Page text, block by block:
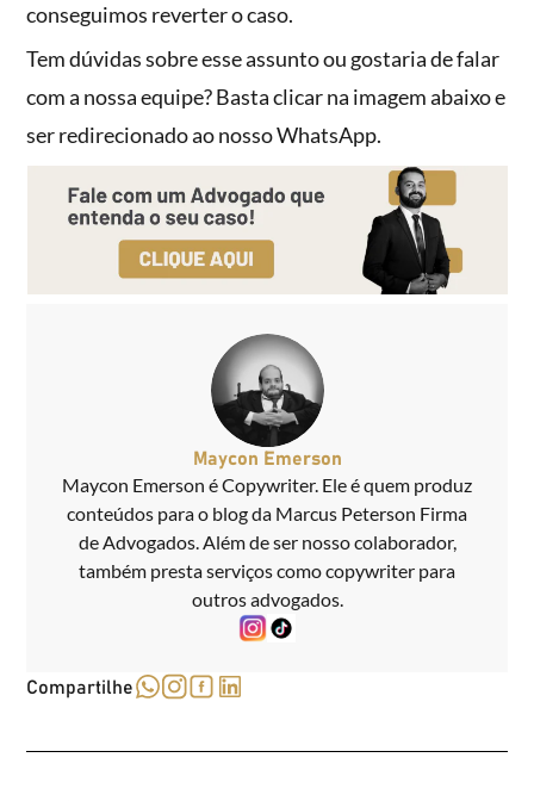
conseguimos reverter o caso.
Tem dúvidas sobre esse assunto ou gostaria de falar
com a nossa equipe? Basta clicar na imagem abaixo e
ser redirecionado ao nosso WhatsApp.
Maycon Emerson
Maycon Emerson é Copywriter. Ele é quem produz
conteúdos para o blog da Marcus Peterson Firma
de Advogados. Além de ser nosso colaborador,
também presta serviços como copywriter para
outros advogados.
Compartilhe